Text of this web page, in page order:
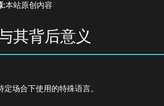
:本站原创内容
其背后意义
定场合下使用的特殊语言。